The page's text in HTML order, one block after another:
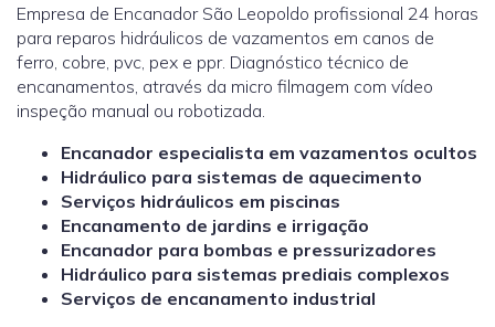
Empresa de Encanador São Leopoldo profissional 24 horas
para reparos hidráulicos de vazamentos em canos de
ferro, cobre, pvc, pex e ppr. Diagnóstico técnico de
encanamentos, através da micro filmagem com vídeo
inspeção manual ou robotizada.
Encanador especialista em vazamentos ocultos
Hidráulico para sistemas de aquecimento
Serviços hidráulicos em piscinas
Encanamento de jardins e irrigação
Encanador para bombas e pressurizadores
Hidráulico para sistemas prediais complexos
Serviços de encanamento industrial